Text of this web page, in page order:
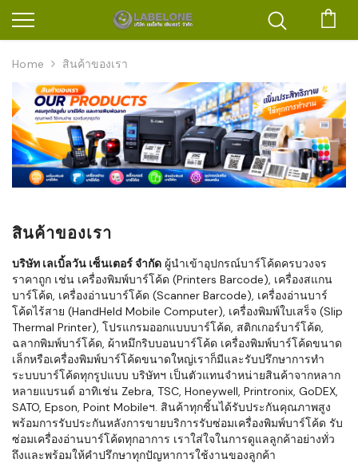
Home สินค้าของเรา
สินค้าของเรา
บริษัท เลเบิ้ลวัน เซ็นเตอร์ จำกัด ผู้นำเข้าอุปกรณ์บาร์โค้ดครบวงจร
ราคาถูก เช่น เครื่องพิมพ์บาร์โค้ด (Printers Barcode), เครื่องสแกน
บาร์โค้ด, เครื่องอ่านบาร์โค้ด (Scanner Barcode), เครื่องอ่านบาร์
โค้ดไร้สาย (HandHeld Mobile Computer), เครื่องพิมพ์ใบเสร็จ (Slip
Thermal Printer), โปรแกรมออกแบบบาร์โค้ด, สติกเกอร์บาร์โค้ด,
ฉลากพิมพ์บาร์โค้ด, ผ้าหมึกริบบอนบาร์โค้ด เครื่องพิมพ์บาร์โค้ดขนาด
เล็กหรือเครื่องพิมพ์บาร์โค้ดขนาดใหญ่เราก็มีและรับปรึกษาการทำ
ระบบบาร์โค้ดทุกรูปแบบ บริษัทฯ เป็นตัวแทนจำหน่ายสินค้าจากหลาก
หลายแบรนด์ อาทิเช่น Zebra, TSC, Honeywell, Printronix, GoDEX,
SATO, Epson, Point Mobileฯ. สินค้าทุกชิ้นได้รับประกันคุณภาพสูง
พร้อมการรับประกันหลังการขายบริการรับซ่อมเครื่องพิมพ์บาร์โค้ด รับ
ซ่อมเครื่องอ่านบาร์โค้ดทุกอาการ เราใส่ใจในการดูแลลูกค้าอย่างทั่ว
ถึงและพร้อมให้คำปรึกษาทุกปัญหาการใช้งานของลูกค้า